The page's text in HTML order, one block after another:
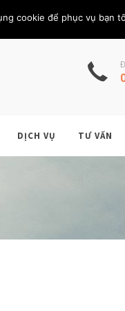
THÀNH VIÊN
DỊCH VỤ TƯ VẤN
cookie để phục vụ bạn